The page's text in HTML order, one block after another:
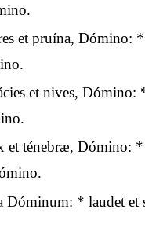
et pruína, Dómino:
et nives, Dómino:
et ténebræ, Dómino: *
Dóminum: * laudet et